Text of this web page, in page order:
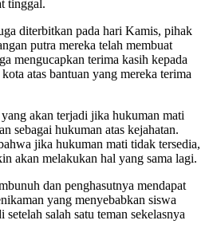
tinggal.
diterbitkan pada hari Kamis, pihak
putra mereka telah membuat
mengucapkan terima kasih kepada
atas bantuan yang mereka terima
akan terjadi jika hukuman mati
sebagai hukuman atas kejahatan.
jika hukuman mati tidak tersedia,
akan melakukan hal yang sama lagi.
dan penghasutnya mendapat
yang menyebabkan siswa
salah satu teman sekelasnya